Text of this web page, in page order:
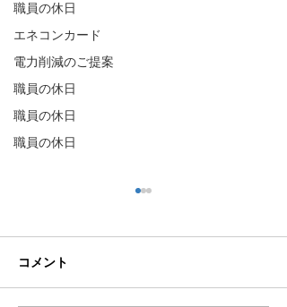
職員の休日
エネコンカード
電力削減のご提案
職員の休日
職員の休日
職員の休日
コメント